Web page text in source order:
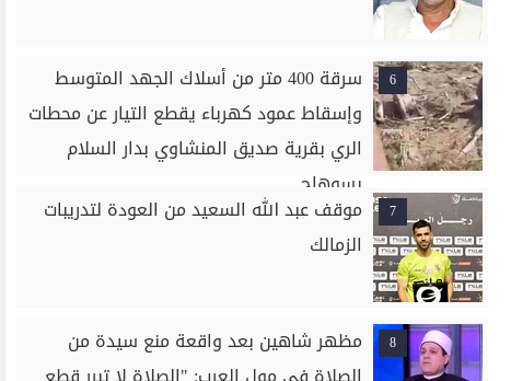
6
سرقة 400 متر من أسلاك الجهد المتوسط
وإسقاط عمود كهرباء يقطع التيار عن محطات
الري بقرية صديق المنشاوي بدار السلام
بسوهاج
7
موقف عبد الله السعيد من العودة لتدريبات
الزمالك
8
مظهر شاهين بعد واقعة منع سيدة من